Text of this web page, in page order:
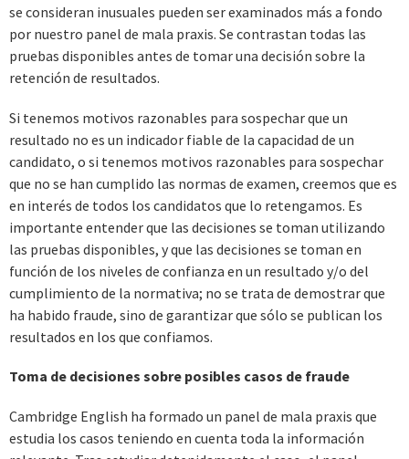
se consideran inusuales pueden ser examinados más a fondo
por nuestro panel de mala praxis. Se contrastan todas las
pruebas disponibles antes de tomar una decisión sobre la
retención de resultados.
Si tenemos motivos razonables para sospechar que un
resultado no es un indicador fiable de la capacidad de un
candidato, o si tenemos motivos razonables para sospechar
que no se han cumplido las normas de examen, creemos que es
en interés de todos los candidatos que lo retengamos. Es
importante entender que las decisiones se toman utilizando
las pruebas disponibles, y que las decisiones se toman en
función de los niveles de confianza en un resultado y/o del
cumplimiento de la normativa; no se trata de demostrar que
ha habido fraude, sino de garantizar que sólo se publican los
resultados en los que confiamos.
Toma de decisiones sobre posibles casos de fraude
Cambridge English ha formado un panel de mala praxis que
estudia los casos teniendo en cuenta toda la información